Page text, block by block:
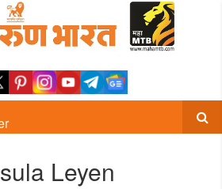
Leyen